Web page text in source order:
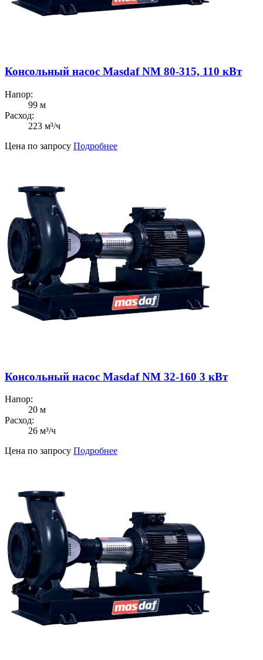
Консольный насос Masdaf NM 80-315, 110 кВт
Напор:
99 м
Расход:
223 м³/ч
Цена по запросу Подробнее
Консольный насос Masdaf NM 32-160 3 кВт
Напор:
20 м
Расход:
26 м³/ч
Цена по запросу Подробнее